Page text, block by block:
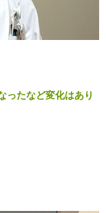
ったなど変化はあり